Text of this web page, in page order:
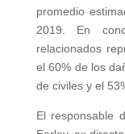
promedio
2019. En
relacionados
el 60% de los
de civiles y el
El responsable